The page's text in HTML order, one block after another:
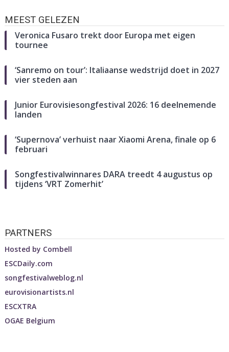
MEEST GELEZEN
Veronica Fusaro trekt door Europa met eigen
tournee
‘Sanremo on tour’: Italiaanse wedstrijd doet in 2027
vier steden aan
Junior Eurovisiesongfestival 2026: 16 deelnemende
landen
‘Supernova’ verhuist naar Xiaomi Arena, finale op 6
februari
Songfestivalwinnares DARA treedt 4 augustus op
tijdens ‘VRT Zomerhit’
PARTNERS
Hosted by Combell
ESCDaily.com
songfestivalweblog.nl
eurovisionartists.nl
ESCXTRA
OGAE Belgium